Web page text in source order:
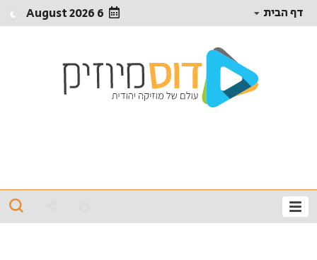
דף הבית 6 August 2026